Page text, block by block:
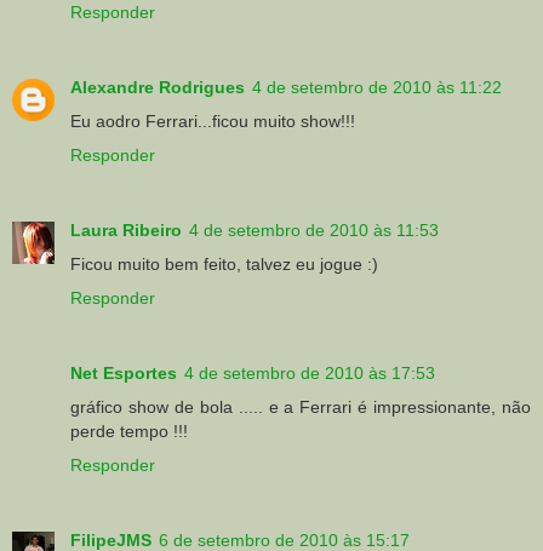
Responder
Alexandre Rodrigues 4 de setembro de 2010 às 11:22
Eu aodro Ferrari...ficou muito show!!!
Responder
Laura Ribeiro 4 de setembro de 2010 às 11:53
Ficou muito bem feito, talvez eu jogue :)
Responder
Net Esportes 4 de setembro de 2010 às 17:53
gráfico show de bola ..... e a Ferrari é impressionante, não
perde tempo !!!
Responder
FilipeJMS 6 de setembro de 2010 às 15:17